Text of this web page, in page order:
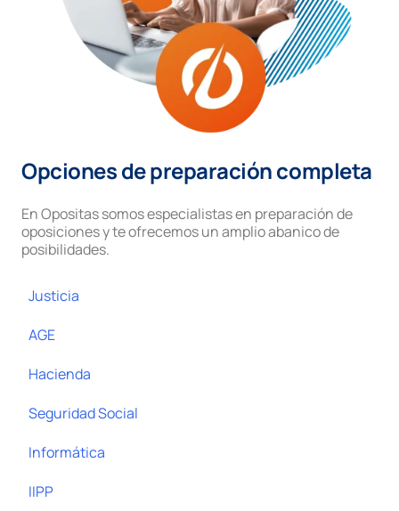
Opciones de preparación completa
En Opositas somos especialistas en preparación de
oposiciones y te ofrecemos un amplio abanico de
posibilidades.
Justicia
AGE
Hacienda
Seguridad Social
Informática
IIPP